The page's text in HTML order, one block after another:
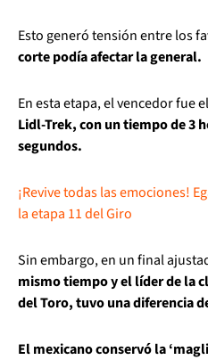
Esto generó tensión entre los
corte podía afectar la general.
En esta etapa, el vencedor fue
Lidl-Trek, con un tiempo de 3
segundos.
¡Revive todas las emociones!
la etapa 11 del Giro
Sin embargo, en un final
mismo tiempo y el líder de la
del Toro, tuvo una diferencia
El mexicano conservó la